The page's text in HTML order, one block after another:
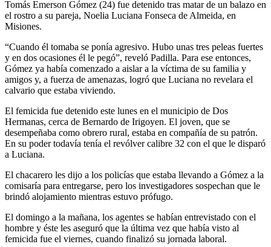
Tomás Emerson Gómez (24) fue detenido tras matar de un balazo en
el rostro a su pareja, Noelia Luciana Fonseca de Almeida, en
Misiones.
“Cuando él tomaba se ponía agresivo. Hubo unas tres peleas fuertes
y en dos ocasiones él le pegó”, reveló Padilla. Para ese entonces,
Gómez ya había comenzado a aislar a la víctima de su familia y
amigos y, a fuerza de amenazas, logró que Luciana no revelara el
calvario que estaba viviendo.
El femicida fue detenido este lunes en el municipio de Dos
Hermanas, cerca de Bernardo de Irigoyen. El joven, que se
desempeñaba como obrero rural, estaba en compañía de su patrón.
En su poder todavía tenía el revólver calibre 32 con el que le disparó
a Luciana.
El chacarero les dijo a los policías que estaba llevando a Gómez a la
comisaría para entregarse, pero los investigadores sospechan que le
brindó alojamiento mientras estuvo prófugo.
El domingo a la mañana, los agentes se habían entrevistado con el
hombre y éste les aseguró que la última vez que había visto al
femicida fue el viernes, cuando finalizó su jornada laboral.